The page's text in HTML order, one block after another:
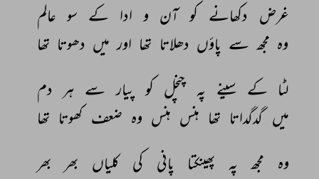
غرض دکھانے کو آن و ادا کے سو عالم
وہ مجھ سے پاؤں دھلاتا تھا اور میں دھوتا تھا
لٹا کے سینے پہ چنچل کو پیار سے ہر دم
میں گدگداتا تھا ہنس ہنس وہ ضعف کھوتا تھا
وہ
مجھ پہ پھینکتا پانی کی کلیاں بھر
بھر